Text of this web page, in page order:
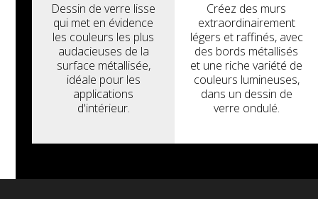
Dessin de verre lisse
qui met en évidence
les couleurs les plus
audacieuses de la
surface métallisée,
idéale pour les
applications
d'intérieur.
Créez des murs
extraordinairement
légers et raffinés, avec
des bords métallisés
et une riche variété de
couleurs lumineuses,
dans un dessin de
verre ondulé.